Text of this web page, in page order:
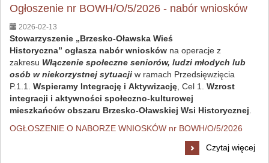
Inteligentna
Ogłoszenie nr BOWH/O/5/2026 - nabór wniosków
2026-02-13
Stowarzyszenie „Brzesko-Oławska Wieś
Historyczna” ogłasza nabór wniosków na operacje z
zakresu Włączenie społeczne seniorów, ludzi młodych lub
osób w niekorzystnej sytuacji w ramach Przedsięwzięcia
P.1.1. Wspieramy Integrację i Aktywizację , Cel 1. Wzrost
integracji i aktywności społeczno-kulturowej
mieszkańców obszaru Brzesko-Oławskiej Wsi Historycznej
OGŁOSZENIE O NABORZE WNIOSKÓW nr BOWH/O/5/2026
Ogłoszenie
nr
Czytaj więcej